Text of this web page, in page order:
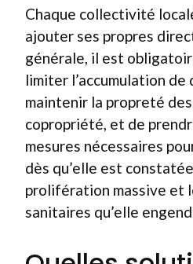
Chaque collectivité
ajouter ses propres
générale, il est
limiter l’accumulation de
maintenir la propreté
copropriété, et de
mesures nécessaires
dès qu’elle est
prolifération massive et
sanitaires qu’elle